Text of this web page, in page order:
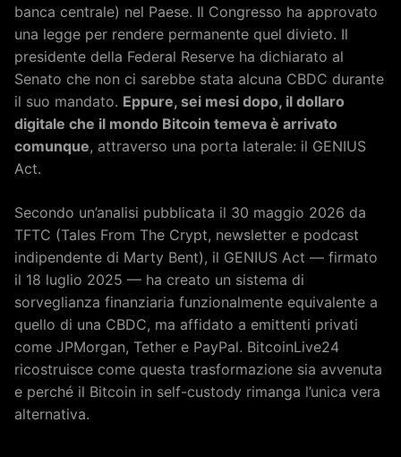
banca centrale) nel Paese. Il Congresso ha approvato
una legge per rendere permanente quel divieto. Il
presidente della Federal Reserve ha dichiarato al
Senato che non ci sarebbe stata alcuna CBDC durante
il suo mandato. Eppure, sei mesi dopo, il dollaro
digitale che il mondo Bitcoin temeva è arrivato
comunque, attraverso una porta laterale: il GENIUS
Act.
Secondo un’analisi pubblicata il 30 maggio 2026 da
TFTC (Tales From The Crypt, newsletter e podcast
indipendente di Marty Bent), il GENIUS Act — firmato
il 18 luglio 2025 — ha creato un sistema di
sorveglianza finanziaria funzionalmente equivalente a
quello di una CBDC, ma affidato a emittenti privati
come JPMorgan, Tether e PayPal. BitcoinLive24
ricostruisce come questa trasformazione sia avvenuta
e perché il Bitcoin in self-custody rimanga l’unica vera
alternativa.